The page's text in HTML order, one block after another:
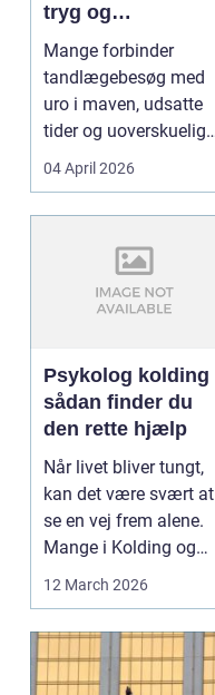
tryg og
professionel
tandpleje
Mange forbinder
tandlægebesøg med
uro i maven, udsatte
tider og uoverskuelige
priser. Samtidig ved
04 April 2026
Psykolog kolding
sådan finder du
den rette hjælp
Når livet bliver tungt,
kan det være svært at
se en vej frem alene.
Mange i Kolding og
omegn søger p...
12 March 2026